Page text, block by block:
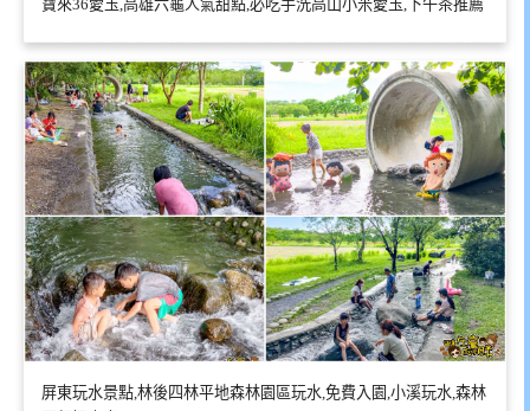
寶來36愛玉,高雄六龜人氣甜點,必吃手洗高山小米愛玉,下午茶推薦
屏東玩水景點,林後四林平地森林園區玩水,免費入園,小溪玩水,森林